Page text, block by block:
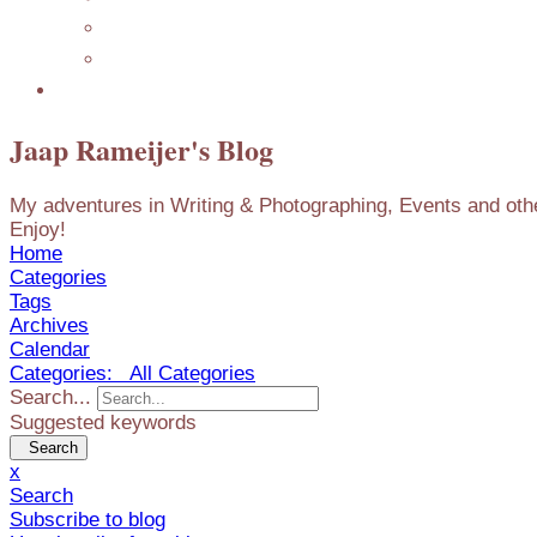
Jaap Rameijer's Blog
My adventures in Writing & Photographing, Events and
Enjoy!
Home
Categories
Tags
Archives
Calendar
Categories:
All Categories
Search...
Suggested keywords
Search
x
Search
Subscribe to blog